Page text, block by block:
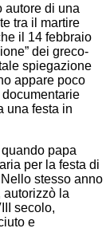
autore di una
tra il martire
il 14 febbraio
dei greco-
spiegazione
appare poco
una festa in
papa
per la festa di
stesso anno
autorizzò la
secolo,
e